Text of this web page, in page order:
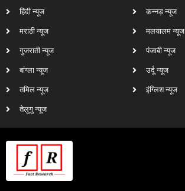
हिंदी न्यूज
मराठी न्यूज
गुजराती न्यूज
बांग्ला न्यूज
तमिल न्यूज
तेलुगु न्यूज
कन्नड़ न्यूज
मलयालम न्यूज
पंजाबी न्यूज
उर्दू न्यूज
इंग्लिश न्यूज